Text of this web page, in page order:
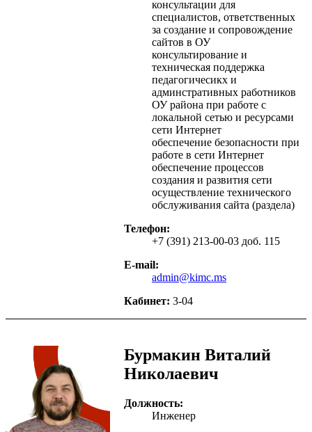
консультации для
специалистов, ответственных
за создание и сопровождение
сайтов в ОУ
консультирование и
техническая поддержка
педагогичесикх и
админстративных работников
ОУ района при работе с
локальной сетью и ресурсами
сети Интернет
обеспечение безопасности при
работе в сети Интернет
обеспечение процессов
создания и развития сети
осуществление технического
обслуживания сайта (раздела)
Телефон:
+7 (391) 213-00-03 доб. 115
E-mail:
admin@kimc.ms
Кабинет: 3-04
Бурмакин Виталий
Николаевич
Должность:
Инженер